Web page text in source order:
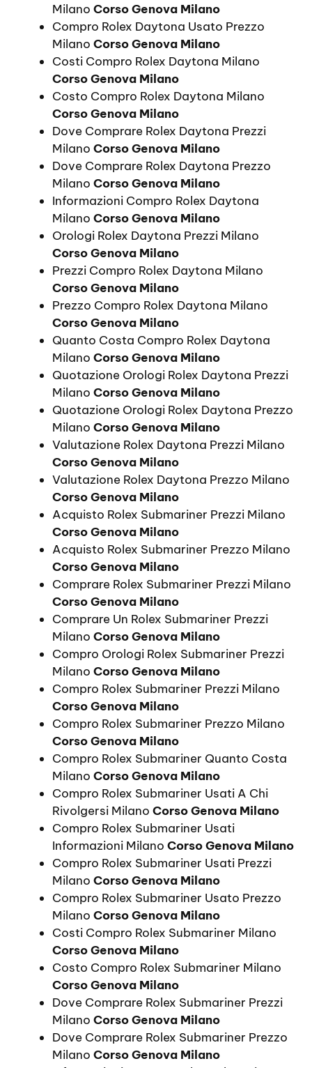
Milano Corso Genova Milano
Compro Rolex Daytona Usato Prezzo
Milano Corso Genova Milano
Costi Compro Rolex Daytona Milano
Corso Genova Milano
Costo Compro Rolex Daytona Milano
Corso Genova Milano
Dove Comprare Rolex Daytona Prezzi
Milano Corso Genova Milano
Dove Comprare Rolex Daytona Prezzo
Milano Corso Genova Milano
Informazioni Compro Rolex Daytona
Milano Corso Genova Milano
Orologi Rolex Daytona Prezzi Milano
Corso Genova Milano
Prezzi Compro Rolex Daytona Milano
Corso Genova Milano
Prezzo Compro Rolex Daytona Milano
Corso Genova Milano
Quanto Costa Compro Rolex Daytona
Milano Corso Genova Milano
Quotazione Orologi Rolex Daytona Prezzi
Milano Corso Genova Milano
Quotazione Orologi Rolex Daytona Prezzo
Milano Corso Genova Milano
Valutazione Rolex Daytona Prezzi Milano
Corso Genova Milano
Valutazione Rolex Daytona Prezzo Milano
Corso Genova Milano
Acquisto Rolex Submariner Prezzi Milano
Corso Genova Milano
Acquisto Rolex Submariner Prezzo Milano
Corso Genova Milano
Comprare Rolex Submariner Prezzi Milano
Corso Genova Milano
Comprare Un Rolex Submariner Prezzi
Milano Corso Genova Milano
Compro Orologi Rolex Submariner Prezzi
Milano Corso Genova Milano
Compro Rolex Submariner Prezzi Milano
Corso Genova Milano
Compro Rolex Submariner Prezzo Milano
Corso Genova Milano
Compro Rolex Submariner Quanto Costa
Milano Corso Genova Milano
Compro Rolex Submariner Usati A Chi
Rivolgersi Milano Corso Genova Milano
Compro Rolex Submariner Usati
Informazioni Milano Corso Genova Milano
Compro Rolex Submariner Usati Prezzi
Milano Corso Genova Milano
Compro Rolex Submariner Usato Prezzo
Milano Corso Genova Milano
Costi Compro Rolex Submariner Milano
Corso Genova Milano
Costo Compro Rolex Submariner Milano
Corso Genova Milano
Dove Comprare Rolex Submariner Prezzi
Milano Corso Genova Milano
Dove Comprare Rolex Submariner Prezzo
Milano Corso Genova Milano